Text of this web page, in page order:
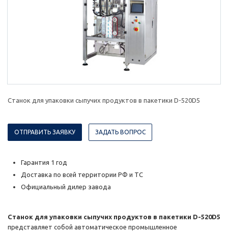
Станок для упаковки сыпучих продуктов в пакетики D-520D5
ОТПРАВИТЬ ЗАЯВКУ ЗАДАТЬ ВОПРОС
Гарантия 1 год
Доставка по всей территории РФ и ТС
Официальный дилер завода
Станок для упаковки сыпучих продуктов в пакетики D-520D5
представляет собой автоматическое промышленное